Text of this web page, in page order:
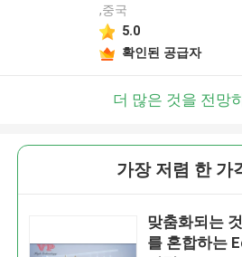
,중국
5.0
확인된 공급자
더 많은 것을 전망
가장 저렴 한 가
맞춤화되는
를 혼합하는